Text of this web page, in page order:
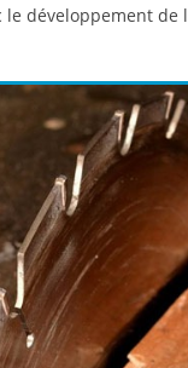
le développement de